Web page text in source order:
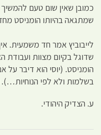
כמובן שאין שום טעם
שמתגאה בהיותו הומניסט
לייבוביץ אמר חד משמעית.
שדוגל בקיום מצוות ועבודת
הומניסט. (יוסי הוא דיבר
בשלמות ולא לפי הנוחיות…).
ע. הצדיק היהודי.